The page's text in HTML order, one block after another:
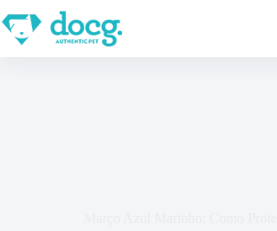
para